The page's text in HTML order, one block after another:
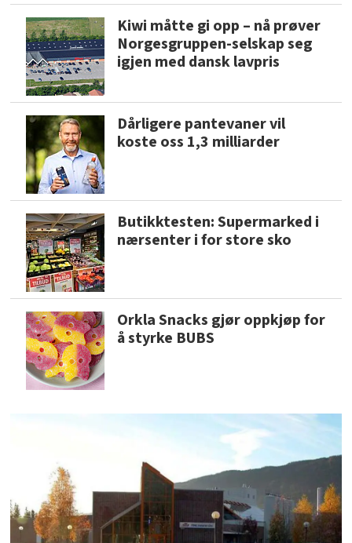
Kiwi måtte gi opp – nå prøver
Norgesgruppen-selskap seg
igjen med dansk lavpris
Dårligere pantevaner vil
koste oss 1,3 milliarder
Butikktesten: Supermarked i
nærsenter i for store sko
Orkla Snacks gjør oppkjøp for
å styrke BUBS